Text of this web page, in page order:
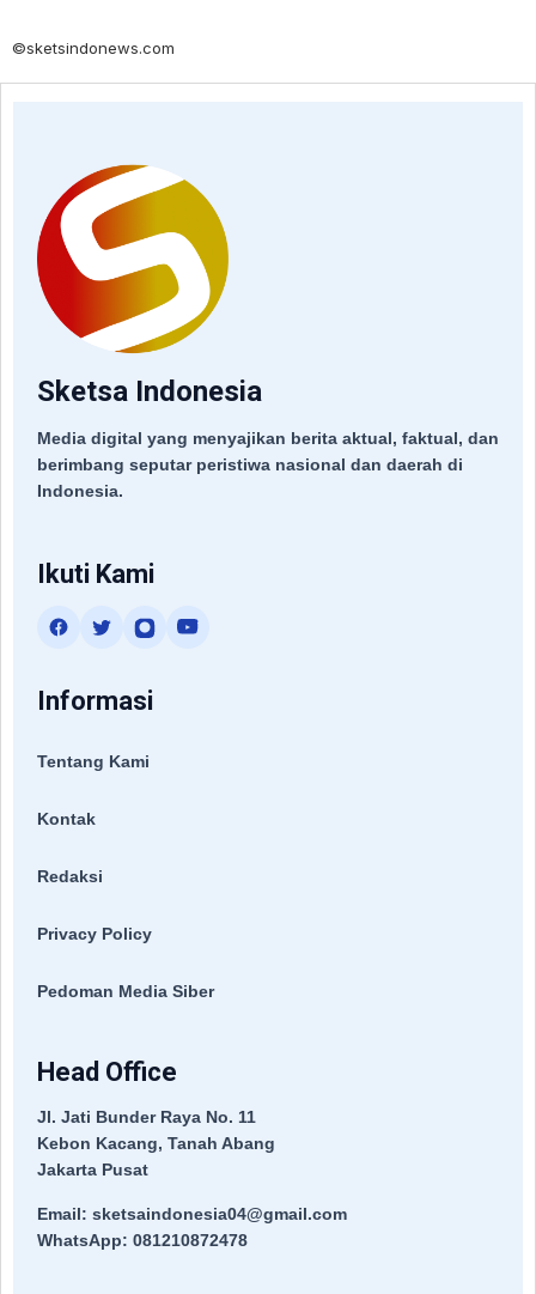
©sketsindonews.com
Sketsa Indonesia
Media digital yang menyajikan berita aktual, faktual, dan
berimbang seputar peristiwa nasional dan daerah di
Indonesia.
Ikuti Kami
Informasi
Tentang Kami
Kontak
Redaksi
Privacy Policy
Pedoman Media Siber
Head Office
Jl. Jati Bunder Raya No. 11
Kebon Kacang, Tanah Abang
Jakarta Pusat
Email: sketsaindonesia04@gmail.com
WhatsApp: 081210872478